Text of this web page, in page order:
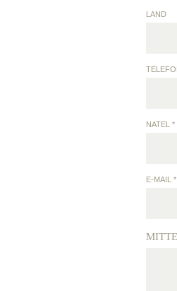
LAND
NATEL *
E-MAIL *